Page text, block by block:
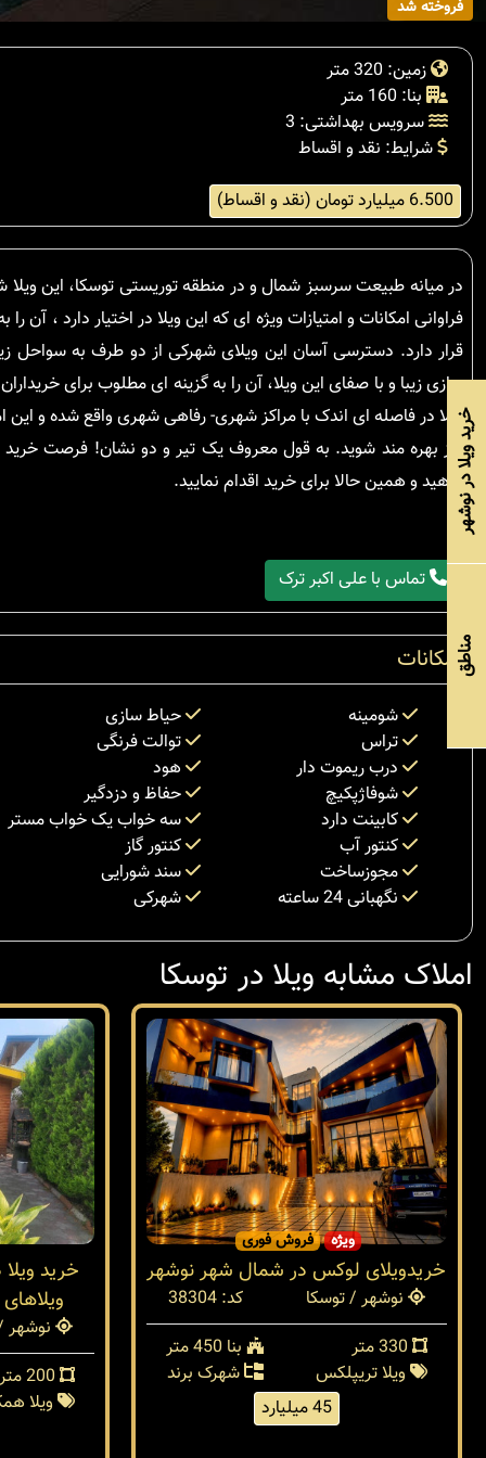
فروخته شد
زمین: 320 متر
بنا: 160 متر
سرویس بهداشتی: 3
شرایط: نقد و اقساط
6.500 میلیارد تومان (نقد و اقساط)
فراوانی امکانات و امتیازات ویژه ای که این ویلا در اختیار دارد ،
قرار دارد. دسترسی آسان این ویلای شهرکی از دو طرف به سواحل
سازی زیبا و با صفای این ویلا، آن را به گزینه ای مطلوب برای
ویلا در فاصله ای اندک با مراکز شهری- رفاهی شهری واقع شده و
نیز بهره مند شوید. به قول معروف یک تیر و دو نشان! فرصت خرید
ندهید و همین حالا برای خرید اقدام نمایید.
تماس با علی اکبر ترک
امکانات
شومینه
حیاط سازی
تراس
توالت فرنگی
درب ریموت دار
هود
شوفاژپکیچ
حفاظ و دزدگیر
کابینت دارد
سه خواب یک خواب مستر
کنتور آب
کنتور گاز
مجوزساخت
سند شورایی
نگهبانی 24 ساعته
شهرکی
املاک مشابه ویلا در توسکا
ویژه فروش فوری
خریدویلای لوکس در شمال شهر نوشهر
نوشهر / توسکا
کد: 38304
بنا 450 متر
ویلا تریپلکس
شهرک برند
45 میلیارد
خرید
نوشهر
ویلا
خرید ویلا در نوشهر
مناطق